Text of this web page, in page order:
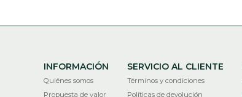
INFORMACIÓN
Quiénes somos
Propuesta de valor
SERVICIO AL CLIENTE
Términos y condiciones
Políticas de devolución